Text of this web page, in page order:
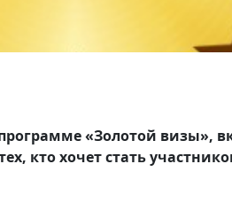
«Золотой визы»,
кто хочет стать